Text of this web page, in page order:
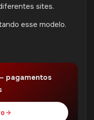
sites.
esse modelo.
pagamentos